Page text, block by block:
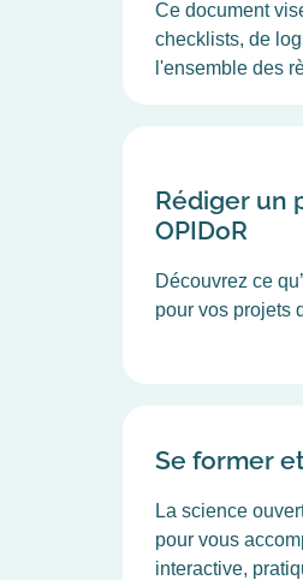
Ce document
checklists, de
l'ensemble des
Rédiger un
OPIDoR
Découvrez ce
pour vos projets
Se former
La science
pour vous
interactive,